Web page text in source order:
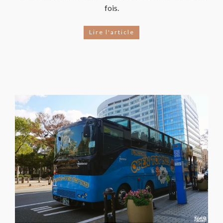
fois.
Lire l'article